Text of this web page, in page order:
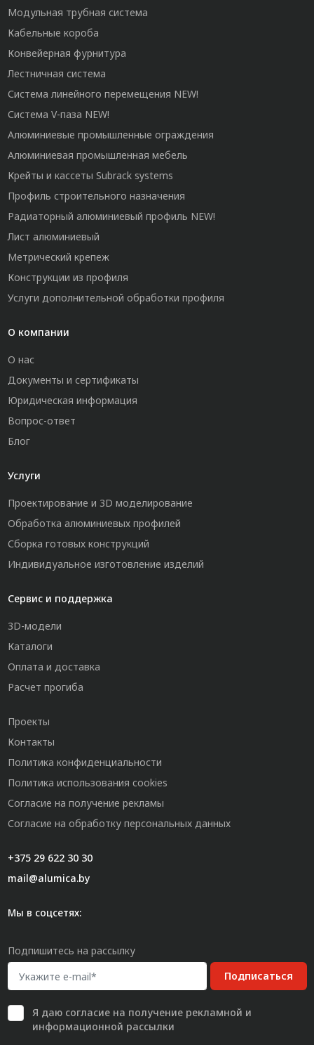
Модульная трубная система
Кабельные короба
Конвейерная фурнитура
Лестничная система
Система линейного перемещения NEW!
Система V-паза NEW!
Алюминиевые промышленные ограждения
Алюминиевая промышленная мебель
Крейты и кассеты Subrack systems
Профиль строительного назначения
Радиаторный алюминиевый профиль NEW!
Лист алюминиевый
Метрический крепеж
Конструкции из профиля
Услуги дополнительной обработки профиля
О компании
О нас
Документы и сертификаты
Юридическая информация
Вопрос-ответ
Блог
Услуги
Проектирование и 3D моделирование
Обработка алюминиевых профилей
Сборка готовых конструкций
Индивидуальное изготовление изделий
Сервис и поддержка
3D-модели
Каталоги
Оплата и доставка
Расчет прогиба
Проекты
Контакты
Политика конфиденциальности
Политика использования cookies
Согласие на получение рекламы
Согласие на обработку персональных данных
+375 29 622 30 30
mail@alumica.by
Мы в соцсетях:
Подпишитесь на рассылку
Подписаться
Я даю согласиена получение рекламной и
информационной рассылки